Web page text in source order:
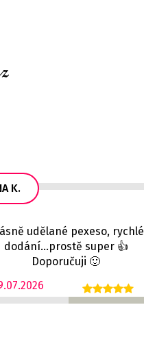
K.
udělané pexeso, rychlé
dodání...prostě super 👍
Doporučuji 🙂